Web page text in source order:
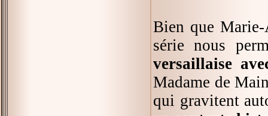
Bien que
série nous
versaillaise
Madame de
qui gravitent